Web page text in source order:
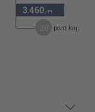
3.460 ,-Ft
pont kapható